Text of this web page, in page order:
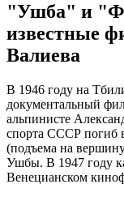
"Ушба" и
известные
Валиева
В 1946 году на
документальный
альпинисте
спорта СССР погиб
(подъема на
Ушбы. В 1947 году
Венецианском